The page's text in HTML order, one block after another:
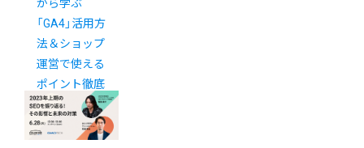
から学ぶ
「GA4」活用方
法＆ショップ
運営で使える
ポイント徹底
解説！